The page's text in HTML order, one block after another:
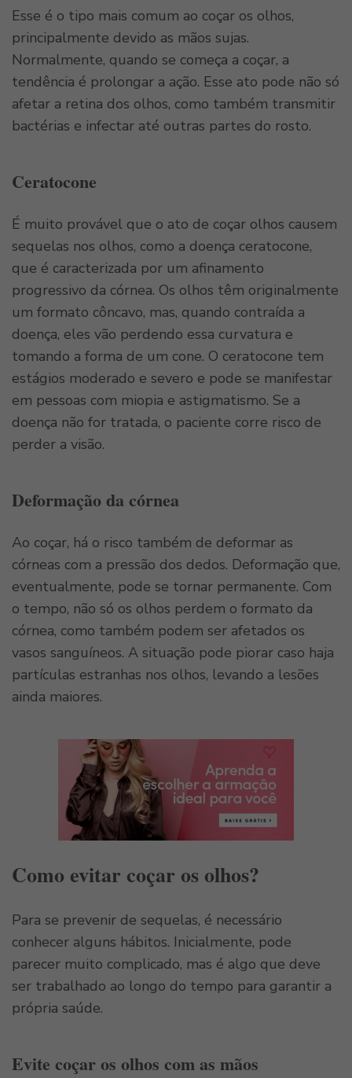
Esse é o tipo mais comum ao coçar os olhos,
principalmente devido as mãos sujas.
Normalmente, quando se começa a coçar, a
tendência é prolongar a ação. Esse ato pode não só
afetar a retina dos olhos, como também transmitir
bactérias e infectar até outras partes do rosto.
Ceratocone
É muito provável que o ato de coçar olhos causem
sequelas nos olhos, como a doença ceratocone,
que é caracterizada por um afinamento
progressivo da córnea. Os olhos têm originalmente
um formato côncavo, mas, quando contraída a
doença, eles vão perdendo essa curvatura e
tomando a forma de um cone. O ceratocone tem
estágios moderado e severo e pode se manifestar
em pessoas com miopia e astigmatismo. Se a
doença não for tratada, o paciente corre risco de
perder a visão.
Deformação da córnea
Ao coçar, há o risco também de deformar as
córneas com a pressão dos dedos. Deformação que,
eventualmente, pode se tornar permanente. Com
o tempo, não só os olhos perdem o formato da
córnea, como também podem ser afetados os
vasos sanguíneos. A situação pode piorar caso haja
partículas estranhas nos olhos, levando a lesões
ainda maiores.
Como evitar coçar os olhos?
Para se prevenir de sequelas, é necessário
conhecer alguns hábitos. Inicialmente, pode
parecer muito complicado, mas é algo que deve
ser trabalhado ao longo do tempo para garantir a
própria saúde.
Evite coçar os olhos com as mãos